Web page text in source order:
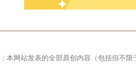
本网站发表的全部原创内容（包括但不